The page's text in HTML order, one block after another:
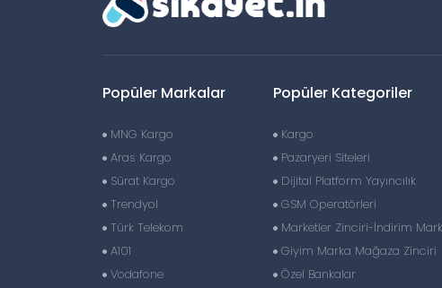
Popüler Markalar
MNG Kargo
Aras Kargo
Sürat Kargo
Trendyol
Türk Telekom
A101
Vodafone
Popüler Kategoriler
Kargo
Pazaryeri Siteleri
Dijital Platform Yayıncılık
GSM Operatörleri
Marketler Zinciri-İndirim
Giyim Marka Mağaza Zinciri
Özel Bankalar